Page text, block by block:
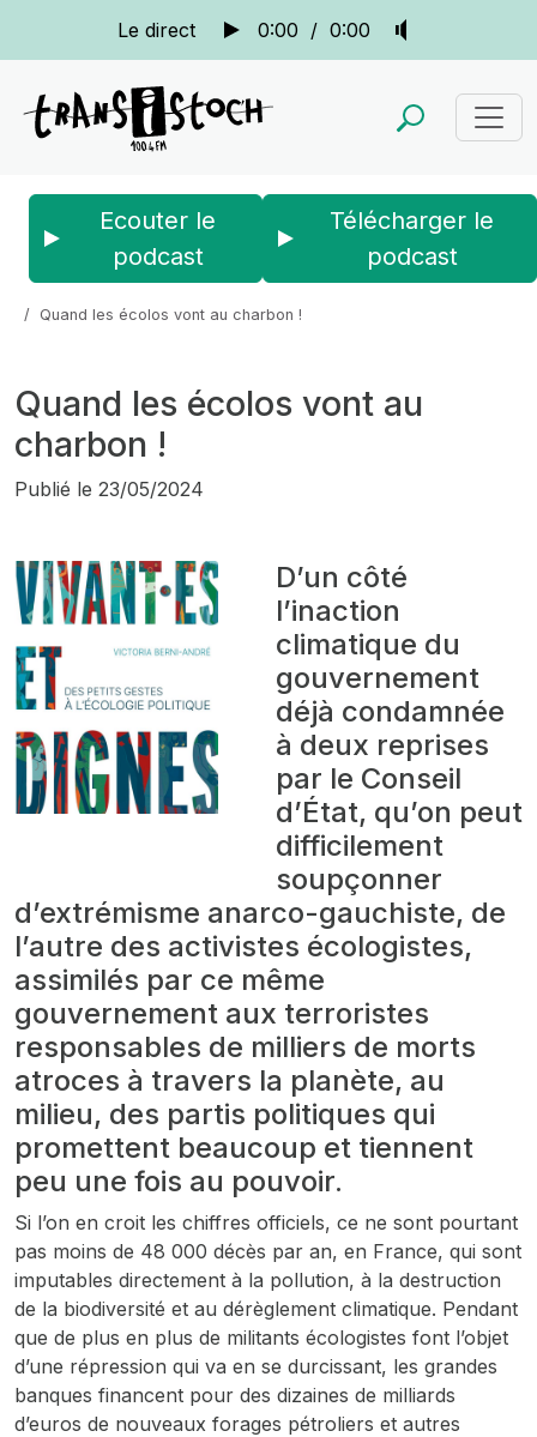
Le direct 0:00 / 0:00
Ecouter le
podcast
Télécharger le
podcast
Quand les écolos vont au charbon !
Quand les écolos vont au
charbon !
Publié le 23/05/2024
D’un côté
l’inaction
climatique du
gouvernement
déjà condamnée
à deux reprises
par le Conseil
d’État, qu’on peut
difficilement
soupçonner
d’extrémisme anarco-gauchiste, de
l’autre des activistes écologistes,
assimilés par ce même
gouvernement aux terroristes
responsables de milliers de morts
atroces à travers la planète, au
milieu, des partis politiques qui
promettent beaucoup et tiennent
peu une fois au pouvoir.
Si l’on en croit les chiffres officiels, ce ne sont pourtant
pas moins de 48 000 décès par an, en France, qui sont
imputables directement à la pollution, à la destruction
de la biodiversité et au dérèglement climatique. Pendant
que de plus en plus de militants écologistes font l’objet
d’une répression qui va en se durcissant, les grandes
banques financent pour des dizaines de milliards
d’euros de nouveaux forages pétroliers et autres